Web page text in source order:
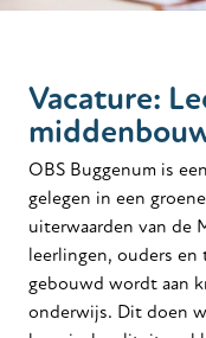
Vacature:
OBS Buggenum is
gelegen in een
uiterwaarden van de
leerlingen, ouders en
gebouwd wordt aan
onderwijs. Dit doen